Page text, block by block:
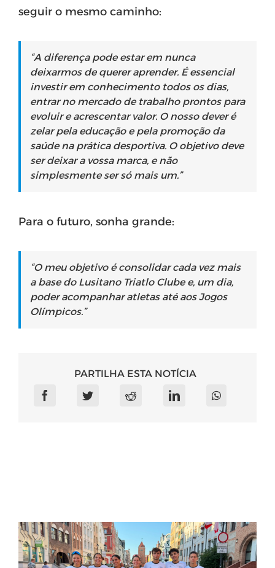
seguir o mesmo caminho:
“A diferença pode estar em nunca
deixarmos de querer aprender. É essencial
investir em conhecimento todos os dias,
entrar no mercado de trabalho prontos para
evoluir e acrescentar valor. O nosso dever é
zelar pela educação e pela promoção da
saúde na prática desportiva. O objetivo deve
ser deixar a vossa marca, e não
simplesmente ser só mais um.”
Para o futuro, sonha grande:
“O meu objetivo é consolidar cada vez mais
a base do Lusitano Triatlo Clube e, um dia,
poder acompanhar atletas até aos Jogos
Olímpicos.”
PARTILHA ESTA NOTÍCIA